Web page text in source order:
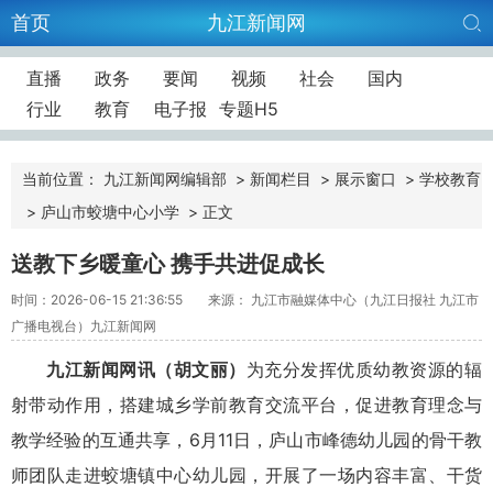
首页 九江新闻网
直播 政务 要闻 视频 社会
国内
行业
教育 电子报 专题H5
当前位置： 九江新闻网编辑部 > 新闻栏目 > 展示窗口 > 学校教育
> 庐山市蛟塘中心小学 > 正文
送教下乡暖童心 携手共进促成长
时间：2026-06-15 21:36:55
来源： 九江市融媒体中心（九江日报社 九江市
广播电视台）九江新闻网
九江新闻网讯（胡文丽） 为充分发挥优质幼教资源的辐
射带动作用，搭建城乡学前教育交流平台，促进教育理念与
教学经验的互通共享，6月11日，庐山市峰德幼儿园的骨干教
师团队走进蛟塘镇中心幼儿园，开展了一场内容丰富、干货